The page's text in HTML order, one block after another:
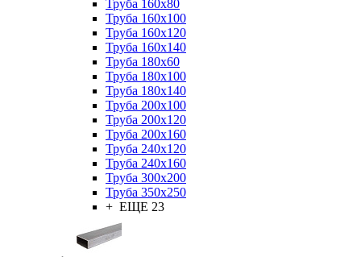
Труба 160x80
Труба 160x100
Труба 160x120
Труба 160x140
Труба 180x60
Труба 180x100
Труба 180x140
Труба 200x100
Труба 200x120
Труба 200x160
Труба 240x120
Труба 240x160
Труба 300x200
Труба 350x250
+ ЕЩЕ 23